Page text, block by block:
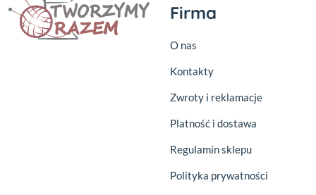
Firma
O nas
Kontakty
Zwroty i reklamacje
Platność i dostawa
Regulamin sklepu
Polityka prywatności